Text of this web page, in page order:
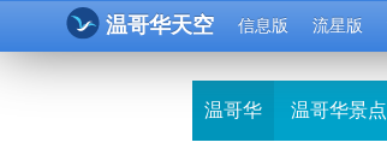
温哥华天空 信息版 流星版
温哥华 温哥华景点